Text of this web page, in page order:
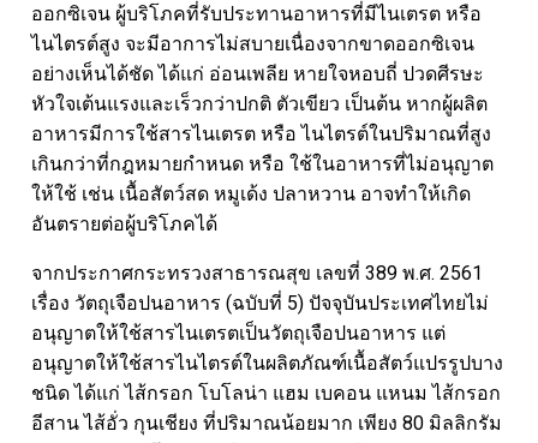
ออกซิเจน ผู้บริโภคที่รับประทานอาหารที่มีไนเตรต หรือ
ไนไตรต์สูง จะมีอาการไม่สบายเนื่องจากขาดออกซิเจน
อย่างเห็นได้ชัด ได้แก่ อ่อนเพลีย หายใจหอบถี่ ปวดศีรษะ
หัวใจเต้นแรงและเร็วกว่าปกติ ตัวเขียว เป็นต้น หากผู้ผลิต
อาหารมีการใช้สารไนเตรต หรือ ไนไตรต์ในปริมาณที่สูง
เกินกว่าที่กฎหมายกำหนด หรือ ใช้ในอาหารที่ไม่อนุญาต
ให้ใช้ เช่น เนื้อสัตว์สด หมูเด้ง ปลาหวาน อาจทำให้เกิด
อันตรายต่อผู้บริโภคได้
จากประกาศกระทรวงสาธารณสุข เลขที่ 389 พ.ศ. 2561
เรื่อง วัตถุเจือปนอาหาร (ฉบับที่ 5) ปัจจุบันประเทศไทยไม่
อนุญาตให้ใช้สารไนเตรตเป็นวัตถุเจือปนอาหาร แต่
อนุญาตให้ใช้สารไนไตรต์ในผลิตภัณฑ์เนื้อสัตว์แปรรูปบาง
ชนิด ได้แก่ ไส้กรอก โบโลน่า แฮม เบคอน แหนม ไส้กรอก
อีสาน ไส้อั่ว กุนเชียง ที่ปริมาณน้อยมาก เพียง 80 มิลลิกรัม